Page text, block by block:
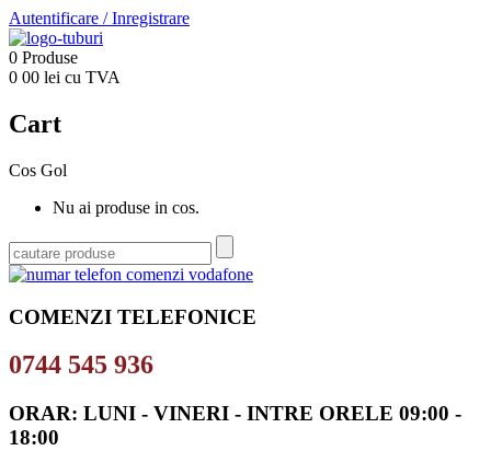
Autentificare /Inregistrare
0 Produse
0 00 lei cu TVA
Cart
Cos Gol
Nu ai produse in cos.
COMENZI TELEFONICE
0744 545 936
ORAR: LUNI - VINERI - INTRE ORELE 09:00 -
18:00